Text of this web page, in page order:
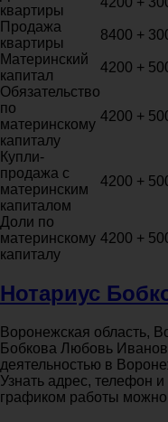
квартиры
Продажа
квартиры
8400 +
Материнский
капитал
4200 +
Обязательство
по
материнскому
капиталу
4200 +
Купли-
продажа с
материнским
капиталом
4200 +
Доли по
материнскому
капиталу
4200 +
Нотариус
Воронежская область,
Бобкова Любовь
деятельностью в
Узнать адрес, телефон
графиком работы